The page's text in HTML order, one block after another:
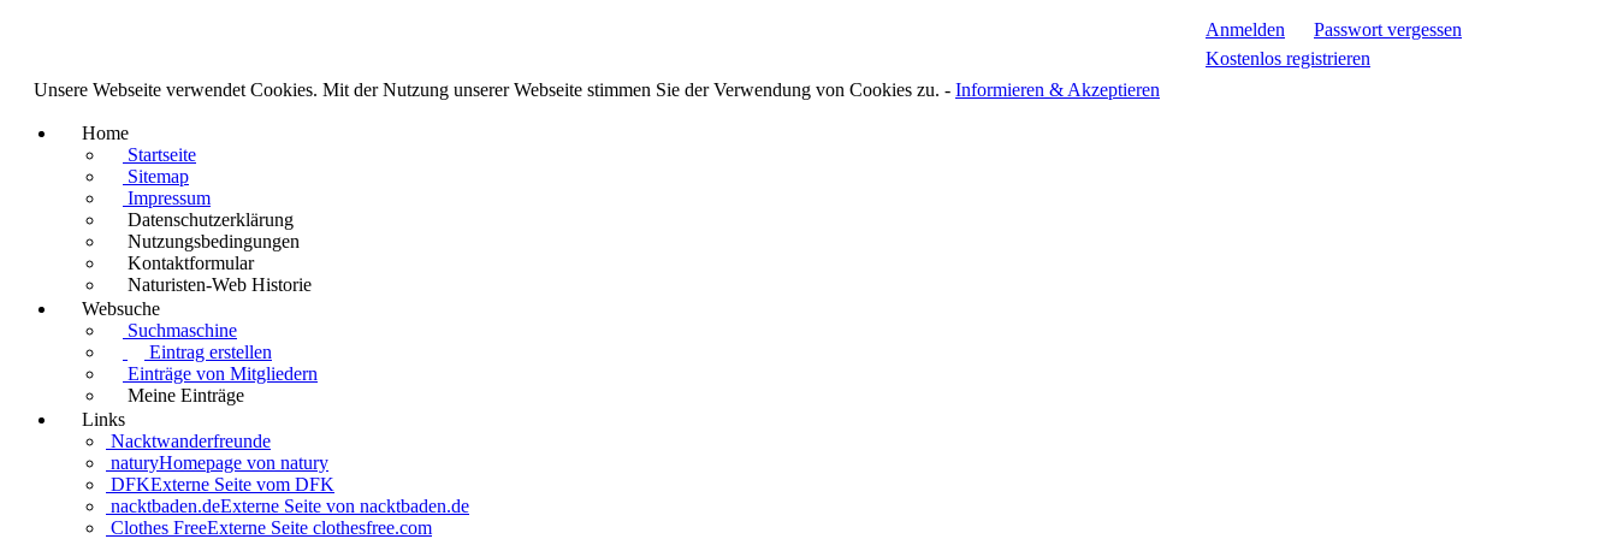
Anmelden
Passwort vergessen
Kostenlos registrieren
Unsere Webseite verwendet Cookies. Mit der Nutzung unserer Webseite stimmen Sie der Verwendung von Cookies zu. - Informieren & Akzeptieren
Home
Startseite
Sitemap
Impressum
Datenschutzerklärung
Nutzungsbedingungen
Kontaktformular
Naturisten-Web Historie
Websuche
Suchmaschine
Eintrag erstellen
Einträge von Mitgliedern
Meine Einträge
Links
Nacktwanderfreunde
naturyHomepage von natury
DFKExterne Seite vom DFK
nacktbaden.deExterne Seite von nacktbaden.de
Clothes FreeExterne Seite clothesfree.com